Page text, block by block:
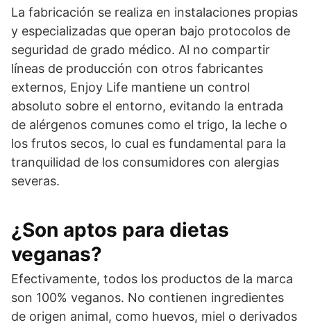
La fabricación se realiza en instalaciones propias
y especializadas que operan bajo protocolos de
seguridad de grado médico. Al no compartir
líneas de producción con otros fabricantes
externos, Enjoy Life mantiene un control
absoluto sobre el entorno, evitando la entrada
de alérgenos comunes como el trigo, la leche o
los frutos secos, lo cual es fundamental para la
tranquilidad de los consumidores con alergias
severas.
¿Son aptos para dietas
veganas?
Efectivamente, todos los productos de la marca
son 100% veganos. No contienen ingredientes
de origen animal, como huevos, miel o derivados